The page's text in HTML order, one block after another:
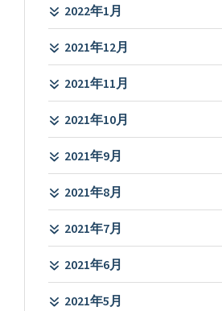
2022年1月
2021年12月
2021年11月
2021年10月
2021年9月
2021年8月
2021年7月
2021年6月
2021年5月